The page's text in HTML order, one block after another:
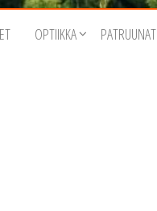
OPTIIKKA PATRUUNAT